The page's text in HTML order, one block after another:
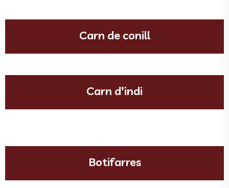
Carn de conill
Carn d’indi
Botifarres